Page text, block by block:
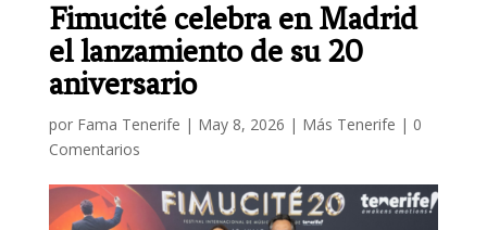
Fimucité celebra en Madrid
el lanzamiento de su 20
aniversario
por Fama Tenerife | May 8, 2026 | Más Tenerife | 0
Comentarios